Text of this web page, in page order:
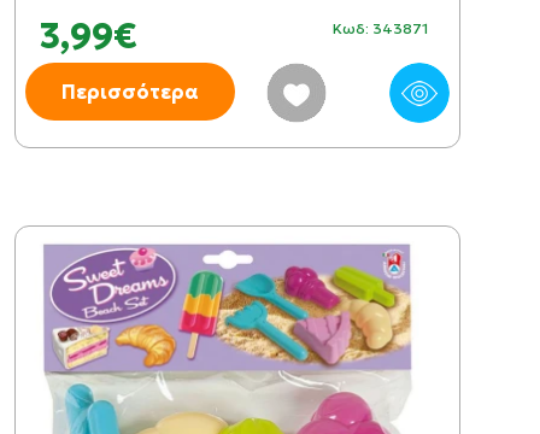
3,99€ Κωδ: 343871
Περισσότερα